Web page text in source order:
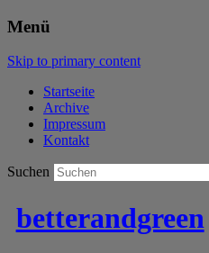
Menü
Skip to primary content
Startseite
Archive
Impressum
Kontakt
Suchen
betterandgreen